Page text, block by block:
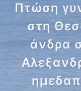
Πτώση
στη
άνδρα